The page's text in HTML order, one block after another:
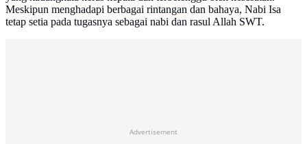
Meskipun menghadapi berbagai rintangan dan bahaya, Nabi Isa
tetap setia pada tugasnya sebagai nabi dan rasul Allah SWT.
Advertisement